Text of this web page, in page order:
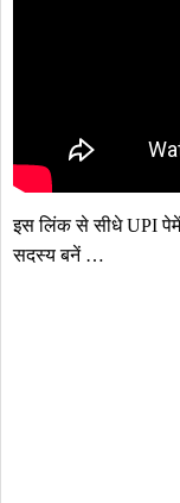
इस लिंक से सीधे UPI
सदस्य बनें …